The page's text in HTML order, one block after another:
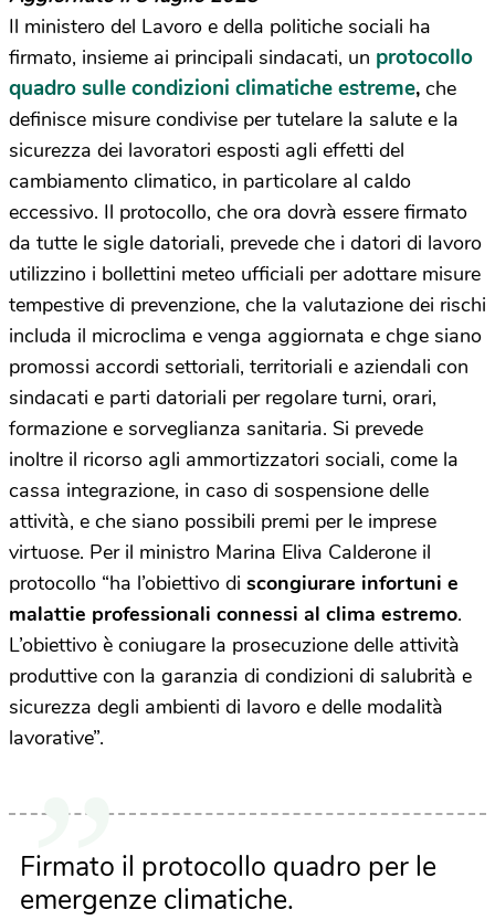
Il ministero del Lavoro e della politiche sociali ha
firmato, insieme ai principali sindacati, un protocollo
quadro sulle condizioni climatiche estreme, che
definisce misure condivise per tutelare la salute e la
sicurezza dei lavoratori esposti agli effetti del
cambiamento climatico, in particolare al caldo
eccessivo. Il protocollo, che ora dovrà essere firmato
da tutte le sigle datoriali, prevede che i datori di lavoro
utilizzino i bollettini meteo ufficiali per adottare misure
tempestive di prevenzione, che la valutazione dei rischi
includa il microclima e venga aggiornata e chge siano
promossi accordi settoriali, territoriali e aziendali con
sindacati e parti datoriali per regolare turni, orari,
formazione e sorveglianza sanitaria. Si prevede
inoltre il ricorso agli ammortizzatori sociali, come la
cassa integrazione, in caso di sospensione delle
attività, e che siano possibili premi per le imprese
virtuose. Per il ministro Marina Eliva Calderone il
protocollo “ha l’obiettivo di scongiurare infortuni e
malattie professionali connessi al clima estremo.
L’obiettivo è coniugare la prosecuzione delle attività
produttive con la garanzia di condizioni di salubrità e
sicurezza degli ambienti di lavoro e delle modalità
lavorative”.
Firmato il protocollo quadro per le
emergenze climatiche.